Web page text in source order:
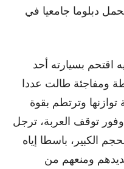
دبلوما جامعيا في
اقتحم بسيارته أحد
ومفاجئة طالت عددا
وترتطم بقوة
وفور توقف العربة، ترجل
الكبير، باسطا إياه
ومنعهم من